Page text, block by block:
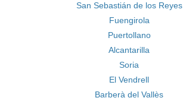
San Sebastián de los Reyes
Fuengirola
Puertollano
Alcantarilla
Soria
El Vendrell
Barberà del Vallès